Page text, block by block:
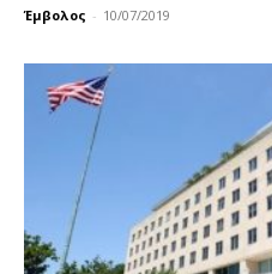
Έμβολος - 10/07/2019